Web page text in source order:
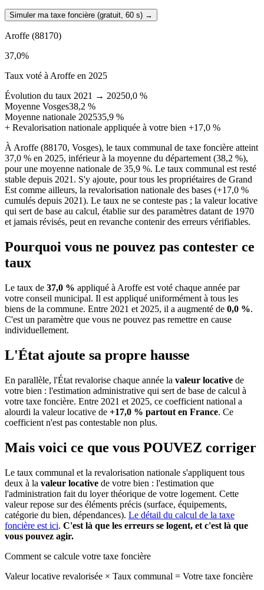
Simuler ma taxe foncière (gratuit, 60 s) →
Aroffe (88170)
37,0%
Taux voté à Aroffe en 2025
Évolution du taux 2021 → 20250,0 %
Moyenne Vosges38,2 %
Moyenne nationale 202535,9 %
+ Revalorisation nationale appliquée à votre bien +17,0 %
À Aroffe (88170, Vosges), le taux communal de taxe foncière atteint
37,0 % en 2025, inférieur à la moyenne du département (38,2 %),
pour une moyenne nationale de 35,9 %. Le taux communal est resté
stable depuis 2021. S'y ajoute, pour tous les propriétaires de Grand
Est comme ailleurs, la revalorisation nationale des bases (+17,0 %
cumulés depuis 2021). Le taux ne se conteste pas ; la valeur locative
qui sert de base au calcul, établie sur des paramètres datant de 1970
et jamais révisés, peut en revanche contenir des erreurs vérifiables.
Pourquoi vous ne pouvez pas contester ce
taux
Le taux de 37,0 % appliqué à Aroffe est voté chaque année par
votre conseil municipal. Il est appliqué uniformément à tous les
biens de la commune. Entre 2021 et 2025, il a augmenté de 0,0 %.
C'est un paramètre que vous ne pouvez pas remettre en cause
individuellement.
L'État ajoute sa propre hausse
En parallèle, l'État revalorise chaque année la valeur locative de
votre bien : l'estimation administrative qui sert de base de calcul à
votre taxe foncière. Entre 2021 et 2025, ce coefficient national a
alourdi la valeur locative de +17,0 % partout en France. Ce
coefficient n'est pas contestable non plus.
Mais voici ce que vous POUVEZ corriger
Le taux communal et la revalorisation nationale s'appliquent tous
deux à la valeur locative de votre bien : l'estimation que
l'administration fait du loyer théorique de votre logement. Cette
valeur repose sur des éléments précis (surface, équipements,
catégorie du bien, dépendances). Le détail du calcul de la taxe
foncière est ici. C'est là que les erreurs se logent, et c'est là que
vous pouvez agir.
Comment se calcule votre taxe foncière
Valeur locative revalorisée × Taux communal = Votre taxe foncière